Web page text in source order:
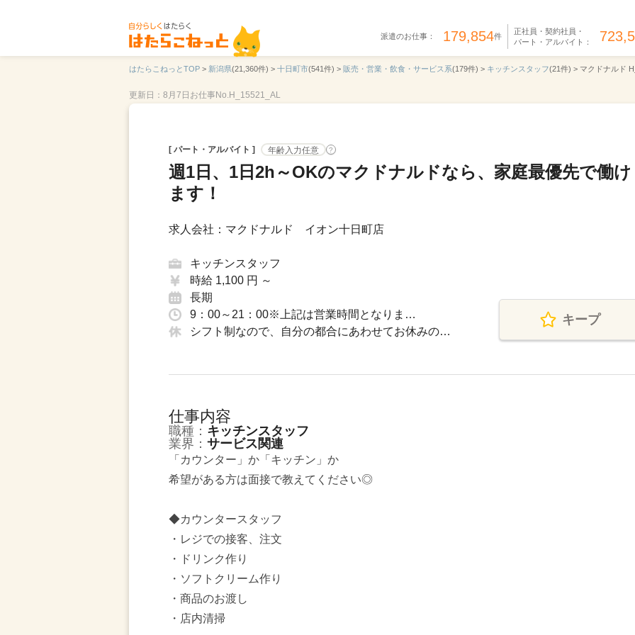
派遣のお仕事： 179,854件
正社員・契約社員・
パート・アルバイト：
はたらこねっとTOP > 新潟県(21,360件) > 十日町市(541件) > 販売・営業・飲食・サービス系(179件) > キッチンスタッフ(21件) > マクドナルド
更新日：8月7日 お仕事No.H_15521_AL
[ パート・アルバイト ] 年齢入力任意 ?
週1日、1日2h～OKのマクドナルドなら、家庭最優先で働け
ます！
求人会社：マクドナルド イオン十日町店
キッチンスタッフ
時給 1,100 円 ～
長期
9：00～21：00※上記は営業時間となりま…
シフト制なので、自分の都合にあわせてお休みの…
キープ
仕事内容
職種： キッチンスタッフ
業界： サービス関連
「カウンター」か「キッチン」か
希望がある方は面接で教えてください◎
◆カウンタースタッフ
・レジでの接客、注文
・ドリンク作り
・ソフトクリーム作り
・商品のお渡し
・店内清掃